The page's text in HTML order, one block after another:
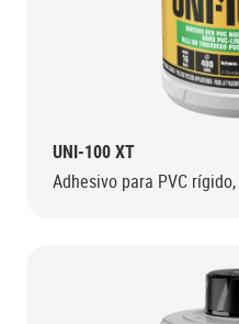
UNI-100 XT
Adhesivo para PVC